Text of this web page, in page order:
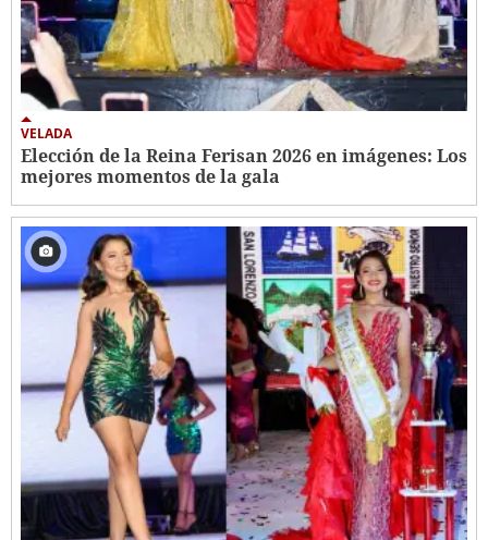
VELADA
Elección de la Reina Ferisan 2026 en imágenes: Los
mejores momentos de la gala